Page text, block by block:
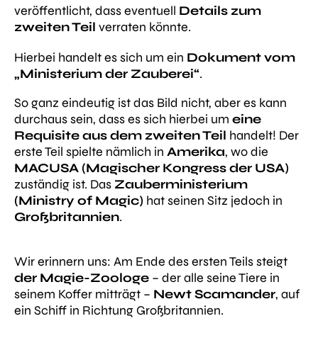
veröffentlicht, dass eventuell Details zum
zweiten Teil verraten könnte.
Hierbei handelt es sich um ein Dokument vom
„Ministerium der Zauberei“.
So ganz eindeutig ist das Bild nicht, aber es kann
durchaus sein, dass es sich hierbei um eine
Requisite aus dem zweiten Teil handelt! Der
erste Teil spielte nämlich in Amerika, wo die
MACUSA (Magischer Kongress der USA)
zuständig ist. Das Zauberministerium
(Ministry of Magic) hat seinen Sitz jedoch in
Großbritannien.
Wir erinnern uns: Am Ende des ersten Teils steigt
der Magie-Zoologe – der alle seine Tiere in
seinem Koffer mitträgt – Newt Scamander, auf
ein Schiff in Richtung Großbritannien.